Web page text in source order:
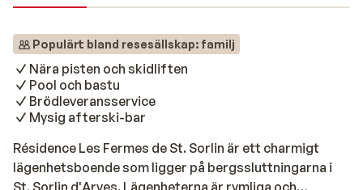
Populärt bland resesällskap: familj
Nära pisten och skidliften
Pool och bastu
Brödleveransservice
Mysig afterski-bar
Résidence Les Fermes de St. Sorlin är ett charmigt
lägenhetsboende som ligger på bergssluttningarna i
St. Sorlin d'Arves. Lägenheterna är rymliga och